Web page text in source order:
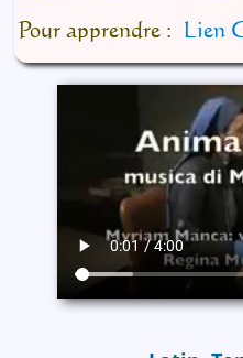
Pour apprendre : Lien